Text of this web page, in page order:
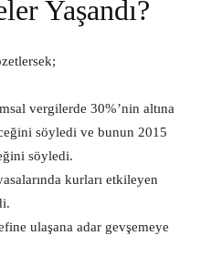
Yaşandı?
vergilerde 30%’nin altına
söyledi ve bunun 2015
söyledi.
kurları etkileyen
ulaşana adar gevşemeye